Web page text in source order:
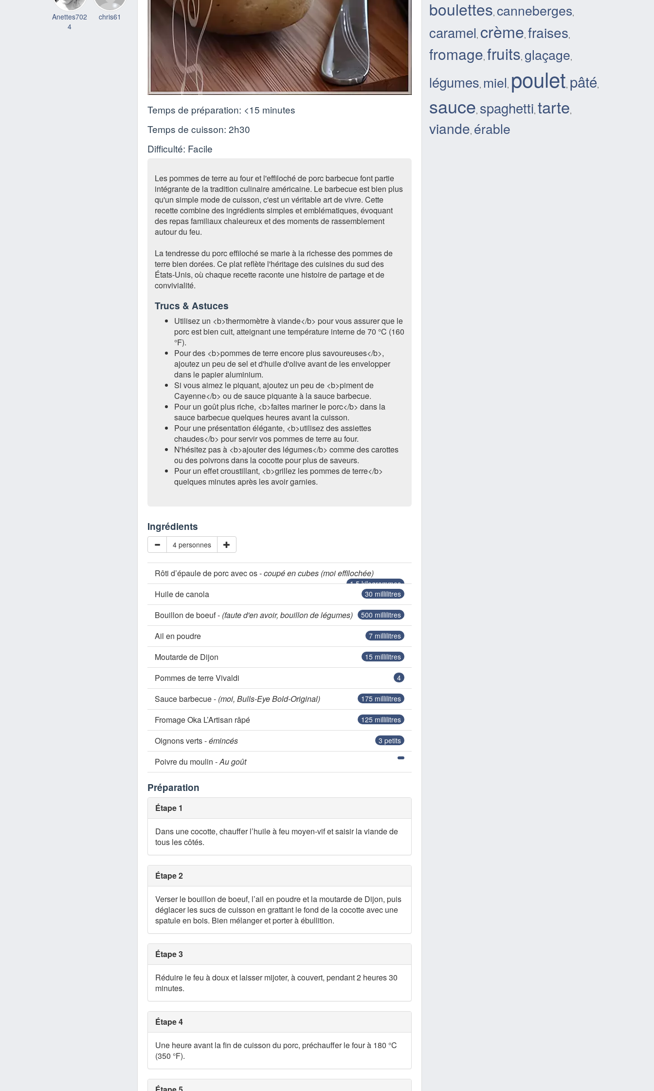
Temps de préparation: <15 minutes
Temps de cuisson: 2h30
Difficulté: Facile
Les pommes de terre au four et l'effiloché de porc barbecue font partie
intégrante de la tradition culinaire américaine. Le barbecue est bien plus
qu'un simple mode de cuisson, c'est un véritable art de vivre. Cette
recette combine des ingrédients simples et emblématiques, évoquant
des repas familiaux chaleureux et des moments de rassemblement
autour du feu.
La tendresse du porc effiloché se marie à la richesse des pommes de
terre bien dorées. Ce plat reflète l'héritage des cuisines du sud des
États-Unis, où chaque recette raconte une histoire de partage et de
convivialité.
Trucs & Astuces
Utilisez un <b>thermomètre à viande</b> pour vous assurer que le
porc est bien cuit, atteignant une température interne de 70 °C (160
°F).
Pour des <b>pommes de terre encore plus savoureuses</b>,
ajoutez un peu de sel et d'huile d'olive avant de les envelopper
dans le papier aluminium.
Si vous aimez le piquant, ajoutez un peu de <b>piment de
Cayenne</b> ou de sauce piquante à la sauce barbecue.
Pour un goût plus riche, <b>faites mariner le porc</b> dans la
sauce barbecue quelques heures avant la cuisson.
Pour une présentation élégante, <b>utilisez des assiettes
chaudes</b> pour servir vos pommes de terre au four.
N'hésitez pas à <b>ajouter des légumes</b> comme des carottes
ou des poivrons dans la cocotte pour plus de saveurs.
Pour un effet croustillant, <b>grillez les pommes de terre</b>
quelques minutes après les avoir garnies.
Ingrédients
4 personnes
Rôti d’épaule de porc avec os -coupé en cubes (moi effilochée)
1.5 kilogrammes
Huile de canola 30 millilitres
Bouillon de boeuf - (faute d'en avoir, bouillon de légumes) 500 millilitres
Ail en poudre 7 millilitres
Moutarde de Dijon 15 millilitres
Pommes de terre Vivaldi 4
Sauce barbecue - (moi, Bulls-Eye Bold-Original) 175 millilitres
Fromage Oka L’Artisan râpé 125 millilitres
Oignons verts -émincés 3 petits
Poivre du moulin -Au goût
Préparation
Étape 1
Dans une cocotte, chauffer l’huile à feu moyen-vif et saisir la viande de
tous les côtés.
Étape 2
Verser le bouillon de boeuf, l’ail en poudre et la moutarde de Dijon, puis
déglacer les sucs de cuisson en grattant le fond de la cocotte avec une
spatule en bois. Bien mélanger et porter à ébullition.
Étape 3
Réduire le feu à doux et laisser mijoter, à couvert, pendant 2 heures 30
minutes.
Étape 4
Une heure avant la fin de cuisson du porc, préchauffer le four à 180 °C
(350 °F).
Anettes702
4
chris61 boulettes, canneberges,
caramel, crème, fraises,
fromage, fruits, glaçage,
légumes, miel, poulet, pâté,
sauce, spaghetti, tarte,
viande, érable